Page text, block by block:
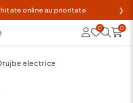
online au prioritate ❯
0 0
electrice